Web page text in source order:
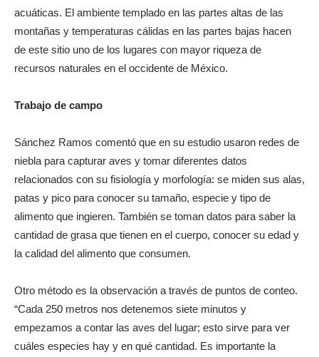
acuáticas. El ambiente templado en las partes altas de las
montañas y temperaturas cálidas en las partes bajas hacen
de este sitio uno de los lugares con mayor riqueza de
recursos naturales en el occidente de México.
Trabajo de campo
Sánchez Ramos comentó que en su estudio usaron redes de
niebla para capturar aves y tomar diferentes datos
relacionados con su fisiología y morfología: se miden sus alas,
patas y pico para conocer su tamaño, especie y tipo de
alimento que ingieren. También se toman datos para saber la
cantidad de grasa que tienen en el cuerpo, conocer su edad y
la calidad del alimento que consumen.
Otro método es la observación a través de puntos de conteo.
“Cada 250 metros nos detenemos siete minutos y
empezamos a contar las aves del lugar; esto sirve para ver
cuáles especies hay y en qué cantidad. Es importante la